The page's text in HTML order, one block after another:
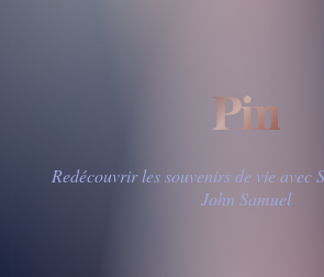
Pin
Redécouvrir les souvenirs de vie avec
John Samuel